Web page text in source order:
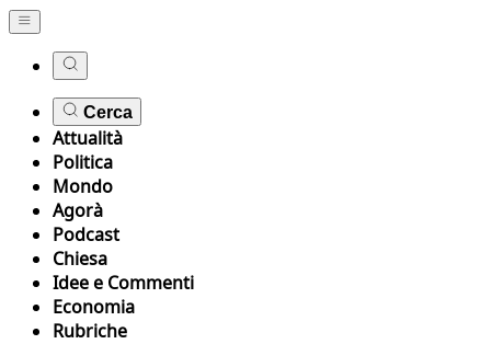
Cerca
Attualità
Politica
Mondo
Agorà
Podcast
Chiesa
Idee e Commenti
Economia
Rubriche